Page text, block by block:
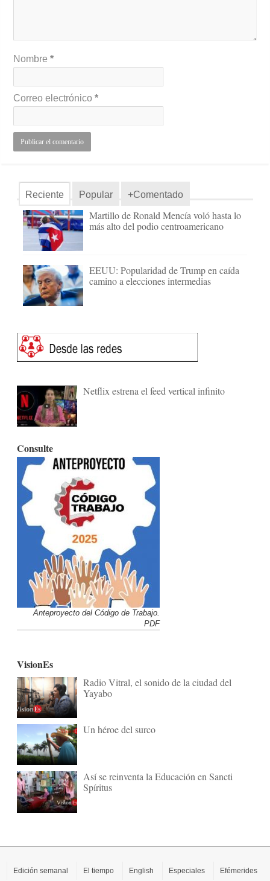
Nombre*
Correo electrónico*
Reciente Popular +Comentado
Martillo de Ronald Mencía voló hasta lo
más alto del podio centroamericano
EEUU: Popularidad de Trump en caída
camino a elecciones intermedias
Netflix estrena el feed vertical infinito
Consulte
Anteproyecto del Código de Trabajo.
PDF
VisionEs
Radio Vitral, el sonido de la ciudad del
Yayabo
Un héroe del surco
Así se reinventa la Educación en Sancti
Spíritus
Edición semanal El tiempo English Especiales Efémerides